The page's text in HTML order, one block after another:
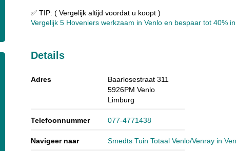
✅ TIP: ( Vergelijk altijd voordat u koopt )
Vergelijk 5 Hoveniers werkzaam in Venlo en bespaar tot 40%
Details
Adres
Baarlosestraat 311
5926PM Venlo
Limburg
Telefoonnummer 077-4771438
Navigeer naar Smedts Tuin Totaal Venlo/Venray in